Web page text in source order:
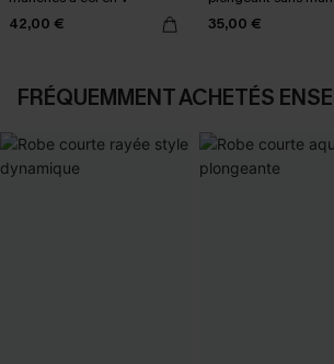
42,00 € 35,00 €
FRÉQUEMMENT ACHETÉS